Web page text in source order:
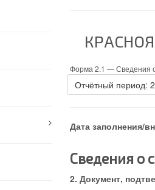
Форма 2.1 —Сведения
Отчётный период:
Дата заполнения/
Сведения о
Документ,